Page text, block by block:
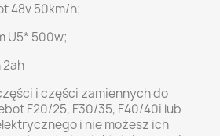
48v 50km/h;
U5* 500w;
2ah
i części zamiennych do
F20/25, F30/35, F40/40i lub
i nie możesz ich